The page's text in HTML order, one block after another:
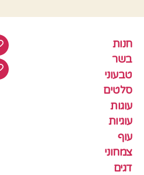
חנות
בשר
טבעוני
סלטים
עוגות
עוגיות
עוף
צמחוני
דגים